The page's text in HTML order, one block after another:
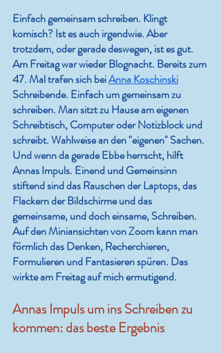
Einfach gemeinsam schreiben. Klingt
komisch? Ist es auch irgendwie. Aber
trotzdem, oder gerade deswegen, ist es gut.
Am Freitag war wieder Blognacht. Bereits zum
47. Mal trafen sich bei Anna Koschinski
Schreibende. Einfach um gemeinsam zu
schreiben. Man sitzt zu Hause am eigenen
Schreibtisch, Computer oder Notizblock und
schreibt. Wahlweise an den "eigenen" Sachen.
Und wenn da gerade Ebbe herrscht, hilft
Annas Impuls. Einend und Gemeinsinn
stiftend sind das Rauschen der Laptops, das
Flackern der Bildschirme und das
gemeinsame, und doch einsame, Schreiben.
Auf den Miniansichten von Zoom kann man
förmlich das Denken, Recherchieren,
Formulieren und Fantasieren spüren. Das
wirkte am Freitag auf mich ermutigend.
Annas Impuls um ins Schreiben zu
kommen: das beste Ergebnis